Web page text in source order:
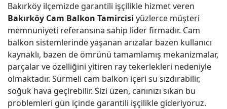
Bakırköy ilçemizde garantili işçilikle hizmet veren
Bakırköy Cam Balkon Tamircisi yüzlerce müşteri
memnuniyeti referansına sahip lider firmadır. Cam
balkon sistemlerinde yaşanan arızalar bazen kullanıcı
kaynaklı, bazen de ömrünü tamamlamış mekanizmalar,
parçalar ve özelliğini yitiren ray tekerlekleri nedeniyle
olmaktadır. Sürmeli cam balkon içeri su sızdırabilir,
soğuk hava geçirebilir. Sizi üzen, canınızı sıkan bu
problemleri gün içinde garantili işçilikle gideriyoruz.